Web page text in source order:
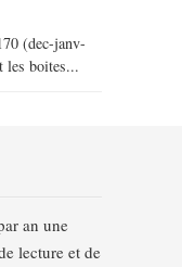
(dec-janv-
les boites...
an une
lecture et de